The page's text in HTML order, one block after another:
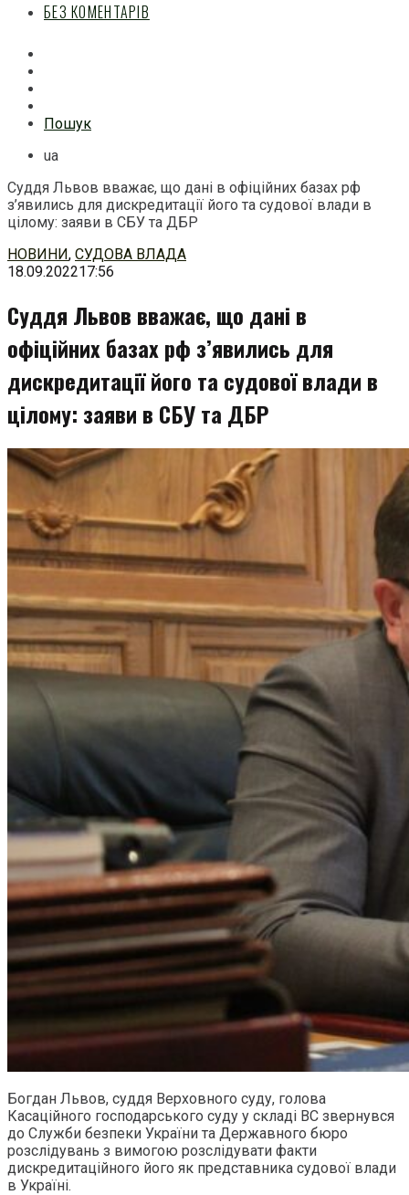
БЕЗ КОМЕНТАРІВ
Пошук
ua
Суддя Львов вважає, що дані в офіційних базах рф
з’явились для дискредитації його та судової влади в
цілому: заяви в СБУ та ДБР
Перейти
до
НОВИНИ, СУДОВА ВЛАДА
18.09.202217:56
Суддя Львов вважає, що дані в
офіційних базах рф з’явились для
дискредитації його та судової влади в
цілому: заяви в СБУ та ДБР
Богдан Львов, суддя Верховного суду, голова
Касаційного господарського суду у складі ВС звернувся
до Служби безпеки України та Державного бюро
розслідувань з вимогою розслідувати факти
дискредитаційного його як представника судової влади
в Україні.